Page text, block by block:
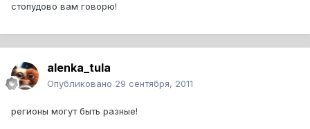
стопудово вам говорю!
alenka_tula
Опубликовано 29 сентября, 2011
регионы могут быть разные!